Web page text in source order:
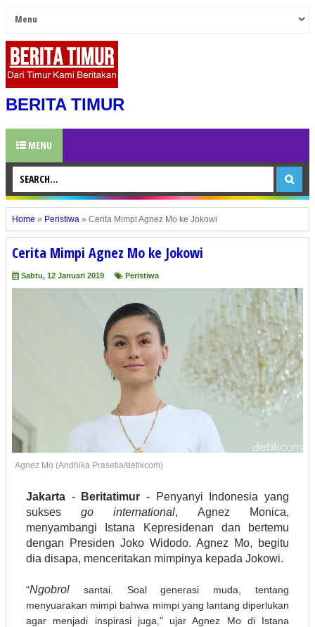
BERITA TIMUR
MENU
Home » Peristiwa » Cerita Mimpi Agnez Mo ke Jokowi
Cerita Mimpi Agnez Mo ke Jokowi
Sabtu, 12 Januari 2019 Peristiwa
Agnez Mo (Andhika Prasetia/detikcom)
Jakarta - Beritatimur- Penyanyi Indonesia yang
sukses go international, Agnez Monica,
menyambangi Istana Kepresidenan dan bertemu
dengan Presiden Joko Widodo. Agnez Mo, begitu
dia disapa, menceritakan mimpinya kepada Jokowi.
"Ngobrol santai. Soal generasi muda, tentang
menyuarakan mimpi bahwa mimpi yang lantang diperlukan
agar menjadi inspirasi juga," ujar Agnez Mo di Istana